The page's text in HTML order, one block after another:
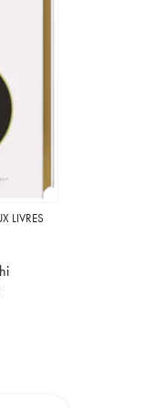
LIVRES